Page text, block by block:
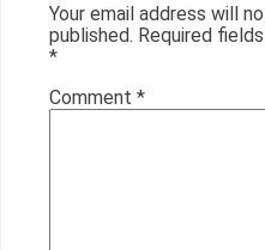
Your email address will
published. Required
*
Comment *